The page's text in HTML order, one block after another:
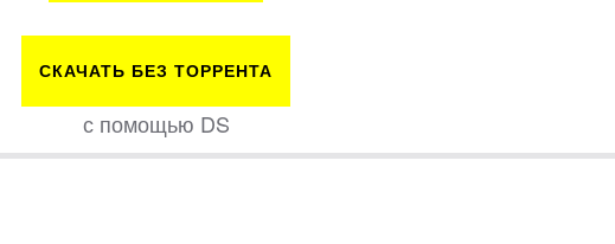
СКАЧАТЬ БЕЗ ТОРРЕНТА
с помощью DS